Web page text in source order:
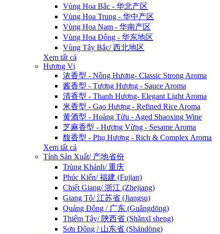
Vùng Hoa Bắc - 华北产区
Vùng Hoa Trung - 华中产区
Vùng Hoa Nam - 华南产区
Vùng Hoa Đông - 华东地区
Vùng Tây Bắc/ 西北地区
Xem tất cả
Hương Vị
浓香型 - Nồng Hương- Classic Strong Aroma
酱香型 - Tương Hương - Sauce Aroma
清香型 - Thanh Hương- Elegant Light Aroma
米香型 - Gạo Hương - Refined Rice Aroma
黄酒型 - Hoàng Tửu - Aged Shaoxing Wine
芝麻香型 - Hương Vừng - Sesame Aroma
馥香型 - Phụ Hương - Rich & Complex Aroma
Xem tất cả
Tỉnh Sản Xuất/ 产地省份
Trùng Khánh/ 重庆
Phúc Kiến/ 福建 (Fujian)
Chiết Giang/ 浙江 (Zhejiang)
Giang Tô/ 江苏省 (Jiangsu)
Quảng Đông / 广东 (Guǎngdōng)
Thiểm Tây/ 陝西省 (Shǎnxī sheng)
Sơn Đông / 山东省 (Shāndōng)